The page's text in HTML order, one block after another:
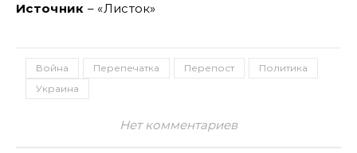
Источник – «Листок»
Война Перепечатка Перепост
Политика
Украина
Нет комментариев